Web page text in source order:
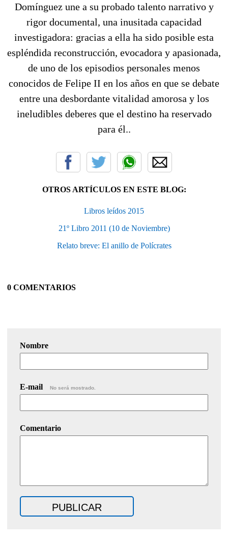
Domínguez une a su probado talento narrativo y
rigor documental, una inusitada capacidad
investigadora: gracias a ella ha sido posible esta
espléndida reconstrucción, evocadora y apasionada,
de uno de los episodios personales menos
conocidos de Felipe II en los años en que se debate
entre una desbordante vitalidad amorosa y los
ineludibles deberes que el destino ha reservado
para él..
OTROS ARTÍCULOS EN ESTE BLOG:
Libros leídos 2015
21º Libro 2011 (10 de Noviembre)
Relato breve: El anillo de Polícrates
0 COMENTARIOS
Nombre
E-mail No será mostrado.
Comentario